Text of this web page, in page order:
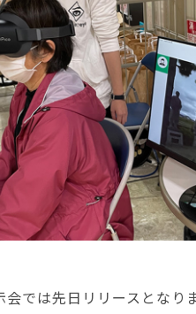
会では先日リリースとなり